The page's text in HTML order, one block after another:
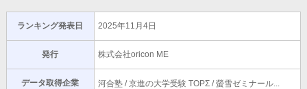
ランキング発表日 2025年11月4日
発行 株式会社oricon ME
データ取得企業
河合塾 / 京進の大学受験 TOPΣ / 螢雪ゼミナール...